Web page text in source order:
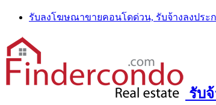
Skip
content
รับลงโฆษณาขายคอนโดด่วน, รับจ้างลงประ
รับ